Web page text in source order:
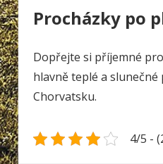
Procházky po
Dopřejte si příjemné
hlavně teplé a slunečné
Chorvatsku.
4/5 -